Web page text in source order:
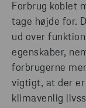
Forbrug koblet
tage højde for.
ud over
egenskaber,
forbrugerne
vigtigt, at der
klimavenlig